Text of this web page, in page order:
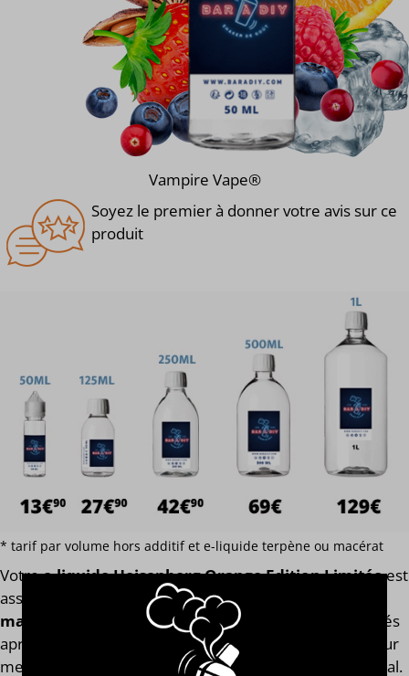
* tarif par volume hors additif et e-liquide terpène ou macérat
Votree-liquide Heisenberg Orange Edition Limitéeest
assemblé
avec l'arôme concentré original de la
marque Vampire Vape® . Finis les e-liquides trop dilués
après l'ajout des boosters de nicotine ! Notre calculateur
mesure votre e-liquide en fonction de son volume global.
Vampire Vape®
Soyez le premier à donner votre avis sur ce
produit